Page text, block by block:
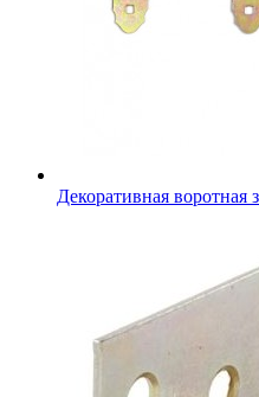
Декоративная воротная